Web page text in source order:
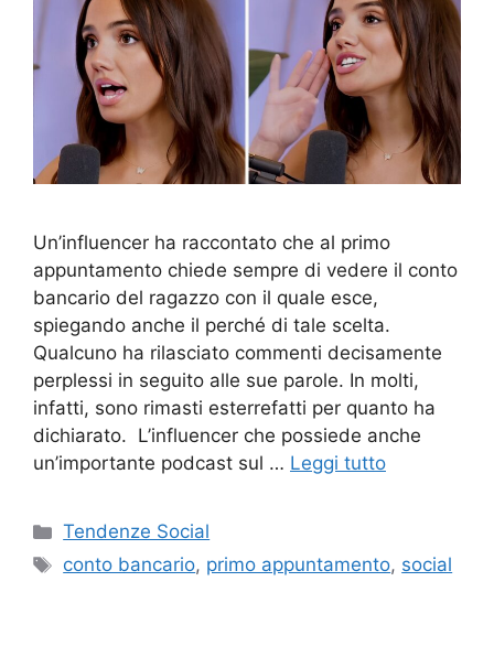
Un’influencer ha raccontato che al primo
appuntamento chiede sempre di vedere il conto
bancario del ragazzo con il quale esce,
spiegando anche il perché di tale scelta.
Qualcuno ha rilasciato commenti decisamente
perplessi in seguito alle sue parole. In molti,
infatti, sono rimasti esterrefatti per quanto ha
dichiarato. L’influencer che possiede anche
un’importante podcast sul … Leggi tutto
Categorie
Tendenze Social
Tag
conto bancario, primo appuntamento, social